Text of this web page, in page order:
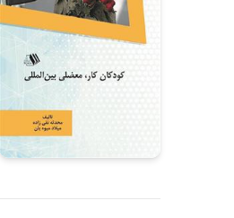
کتاب‌های متنی